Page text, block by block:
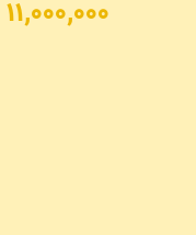
11,000,000